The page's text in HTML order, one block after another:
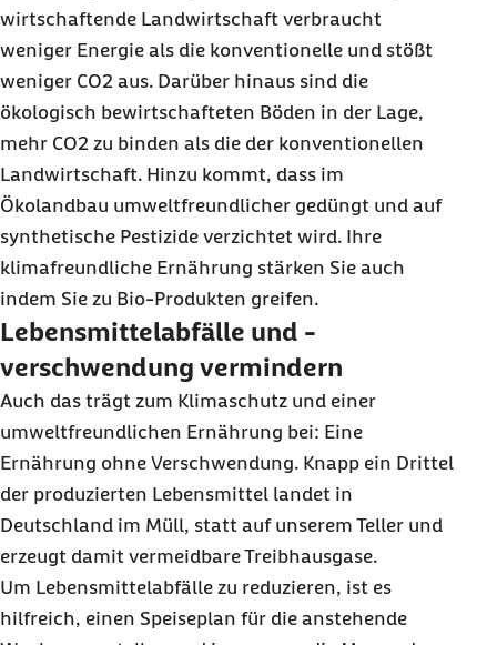
wirtschaftende Landwirtschaft verbraucht
weniger Energie als die konventionelle und stößt
weniger CO2 aus. Darüber hinaus sind die
ökologisch bewirtschafteten Böden in der Lage,
mehr CO2 zu binden als die der konventionellen
Landwirtschaft. Hinzu kommt, dass im
Ökolandbau umweltfreundlicher gedüngt und auf
synthetische Pestizide verzichtet wird. Ihre
klimafreundliche Ernährung stärken Sie auch
indem Sie zu Bio-Produkten greifen.
Lebensmittelabfälle und -
verschwendung vermindern
Auch das trägt zum Klimaschutz und einer
umweltfreundlichen Ernährung bei: Eine
Ernährung ohne Verschwendung. Knapp ein Drittel
der produzierten Lebensmittel landet in
Deutschland im Müll, statt auf unserem Teller und
erzeugt damit vermeidbare Treibhausgase.
Um Lebensmittelabfälle zu reduzieren, ist es
hilfreich, einen Speiseplan für die anstehende